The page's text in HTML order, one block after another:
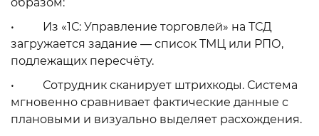
• Из «1С: Управление торговлей» на ТСД
загружается задание — список ТМЦ или РПО,
подлежащих пересчёту.
• Сотрудник сканирует штрихкоды. Система
мгновенно сравнивает фактические данные с
плановыми и визуально выделяет расхождения.